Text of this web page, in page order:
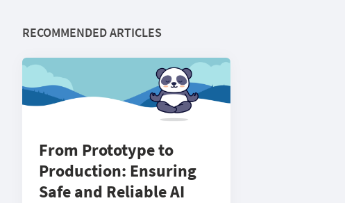
RECOMMENDED ARTICLES
From Prototype to
Production: Ensuring
Safe and Reliable AI